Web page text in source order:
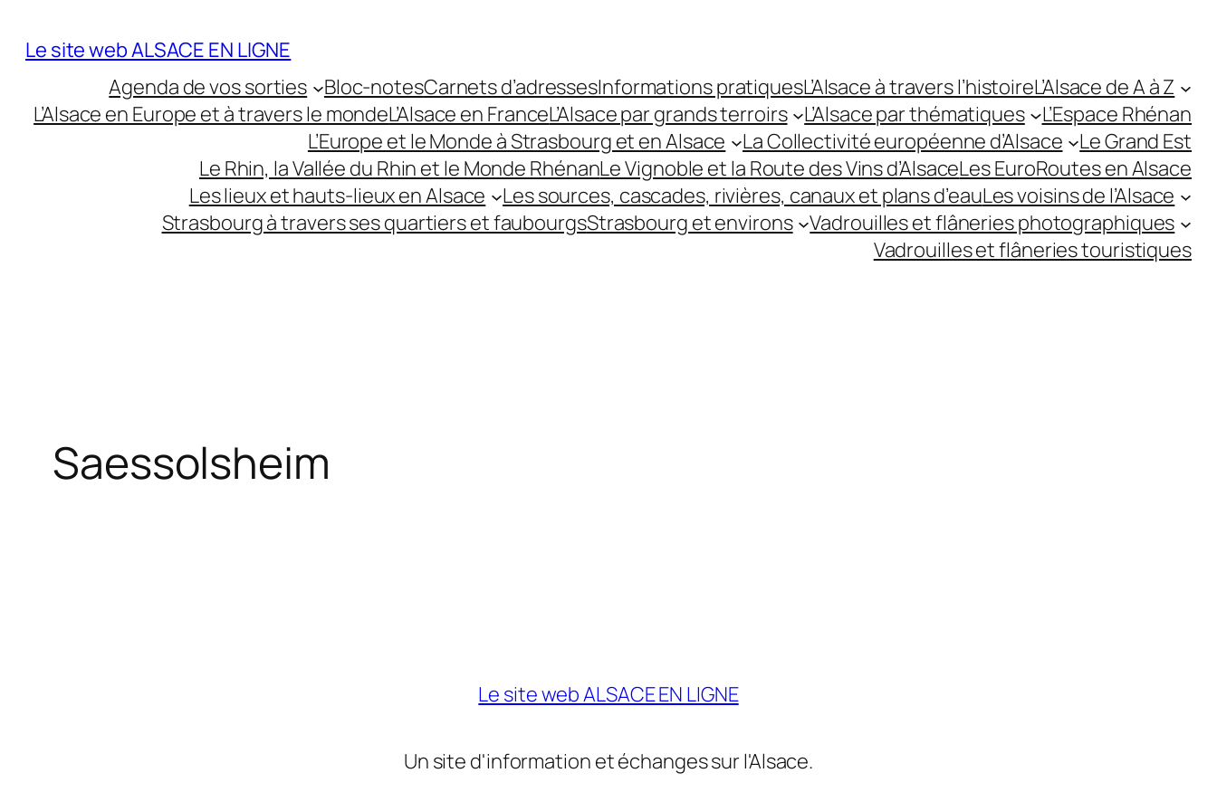
auLe site web ALSACE EN LIGNE
Agenda de vos sorties
Bloc-notesCarnets d’adressesInformations pratiquesL’Alsace à travers l’histoireL’Alsace de A à Z
L’Alsace en Europe et à travers le mondeL’Alsace en FranceL’Alsace par grands terroirs L’Alsace par thématiques
L’Espace Rhénan
L’Europe et le Monde à Strasbourg et en Alsace
La Collectivité européenne d’Alsace
Le Grand Est
Le Rhin, la Vallée du Rhin et le Monde RhénanLe Vignoble et la Route des Vins d’AlsaceLes EuroRoutes en Alsace
Les lieux et hauts-lieux en Alsace
Les sources, cascades, rivières, canaux et plans d’eauLes voisins de l’Alsace
Strasbourg à travers ses quartiers et faubourgsStrasbourg et environs
Vadrouilles et flâneries photographiques
Vadrouilles et flâneries touristiques
Saessolsheim
Le site web ALSACE EN LIGNE
Un site d'information et échanges sur l'Alsace.